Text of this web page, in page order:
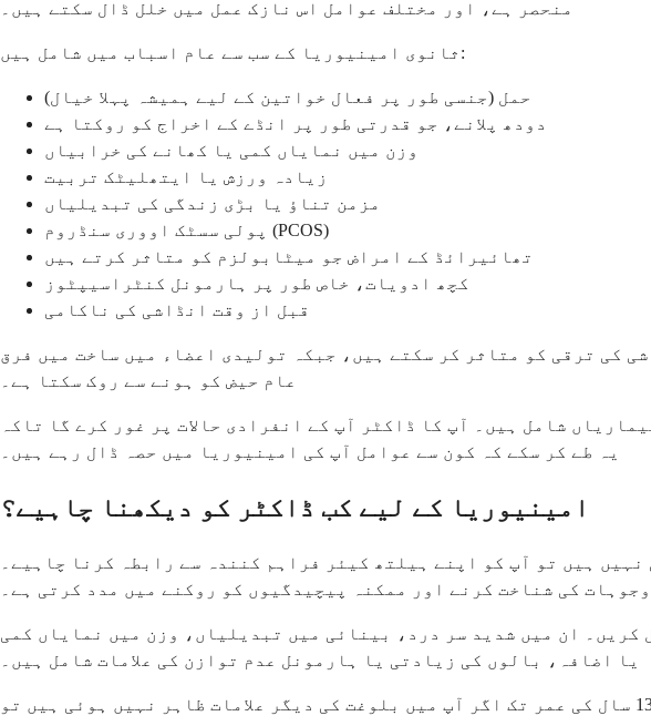
منحصر ہے، اور مختلف عوامل اس نازک عمل میں خلل ڈال سکتے ہیں۔
ثانوی امینیوریا کے سب سے عام اسباب میں شامل ہیں:
حمل (جنسی طور پر فعال خواتین کے لیے ہمیشہ پہلا خیال)
دودھ پلانے، جو قدرتی طور پر انڈے کے اخراج کو روکتا ہے
وزن میں نمایاں کمی یا کھانے کی خرابیاں
زیادہ ورزش یا ایتھلیٹک تربیت
مزمن تناؤ یا بڑی زندگی کی تبدیلیاں
پولی سسٹک اووری سنڈروم (PCOS)
تھائیرائڈ کے امراض جو میٹابولزم کو متاثر کرتے ہیں
کچھ ادویات، خاص طور پر ہارمونل کنٹراسیپٹوز
قبل از وقت انڈاشی کی ناکامی
کی ترقی کو متاثر کر سکتے ہیں، جبکہ تولیدی اعضاء میں ساخت میں فرق
عام حیض کو ہونے سے روک سکتا ہے۔
شامل ہیں۔ آپ کا ڈاکٹر آپ کے انفرادی حالات پر غور کرے گا تاکہ
یہ طے کر سکے کہ کون سے عوامل آپ کی امینیوریا میں حصہ ڈال رہے ہیں۔
امینیوریا کے لیے کب ڈاکٹر کو دیکھنا چاہیے؟
ہیں تو آپ کو اپنے ہیلتھ کیئر فراہم کنندہ سے رابطہ کرنا چاہیے۔
وجوہات کی شناخت کرنے اور ممکنہ پیچیدگیوں کو روکنے میں مدد کرتی ہے۔
ان میں شدید سر درد، بینائی میں تبدیلیاں، وزن میں نمایاں کمی
یا اضافہ، بالوں کی زیادتی یا ہارمونل عدم توازن کی علامات شامل ہیں۔
پرائمری امینیوریا کے لیے، اگر آپ کو 15 سال کی عمر تک ماہواری شروع نہیں ہوئی ہے، یا 13 سال کی عمر تک اگر آپ میں بلوغت کی دیگر علامات ظاہر نہیں ہوئی ہیں تو